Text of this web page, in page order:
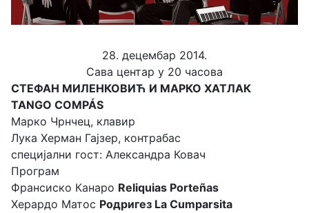
28. децембар 2014.
Сава центар у 20 часова
СТЕФАН МИЛЕНКОВИЋ И МАРКО ХАТЛАК
TANGO COMPÁS
Марко Чрнчец, клавир
Лука Херман Гајзер, контрабас
специјални гост: Александра Ковач
Програм
Франсиско Канаро Reliquias Porteñas
Херардо Матос Родригез La Cumparsita